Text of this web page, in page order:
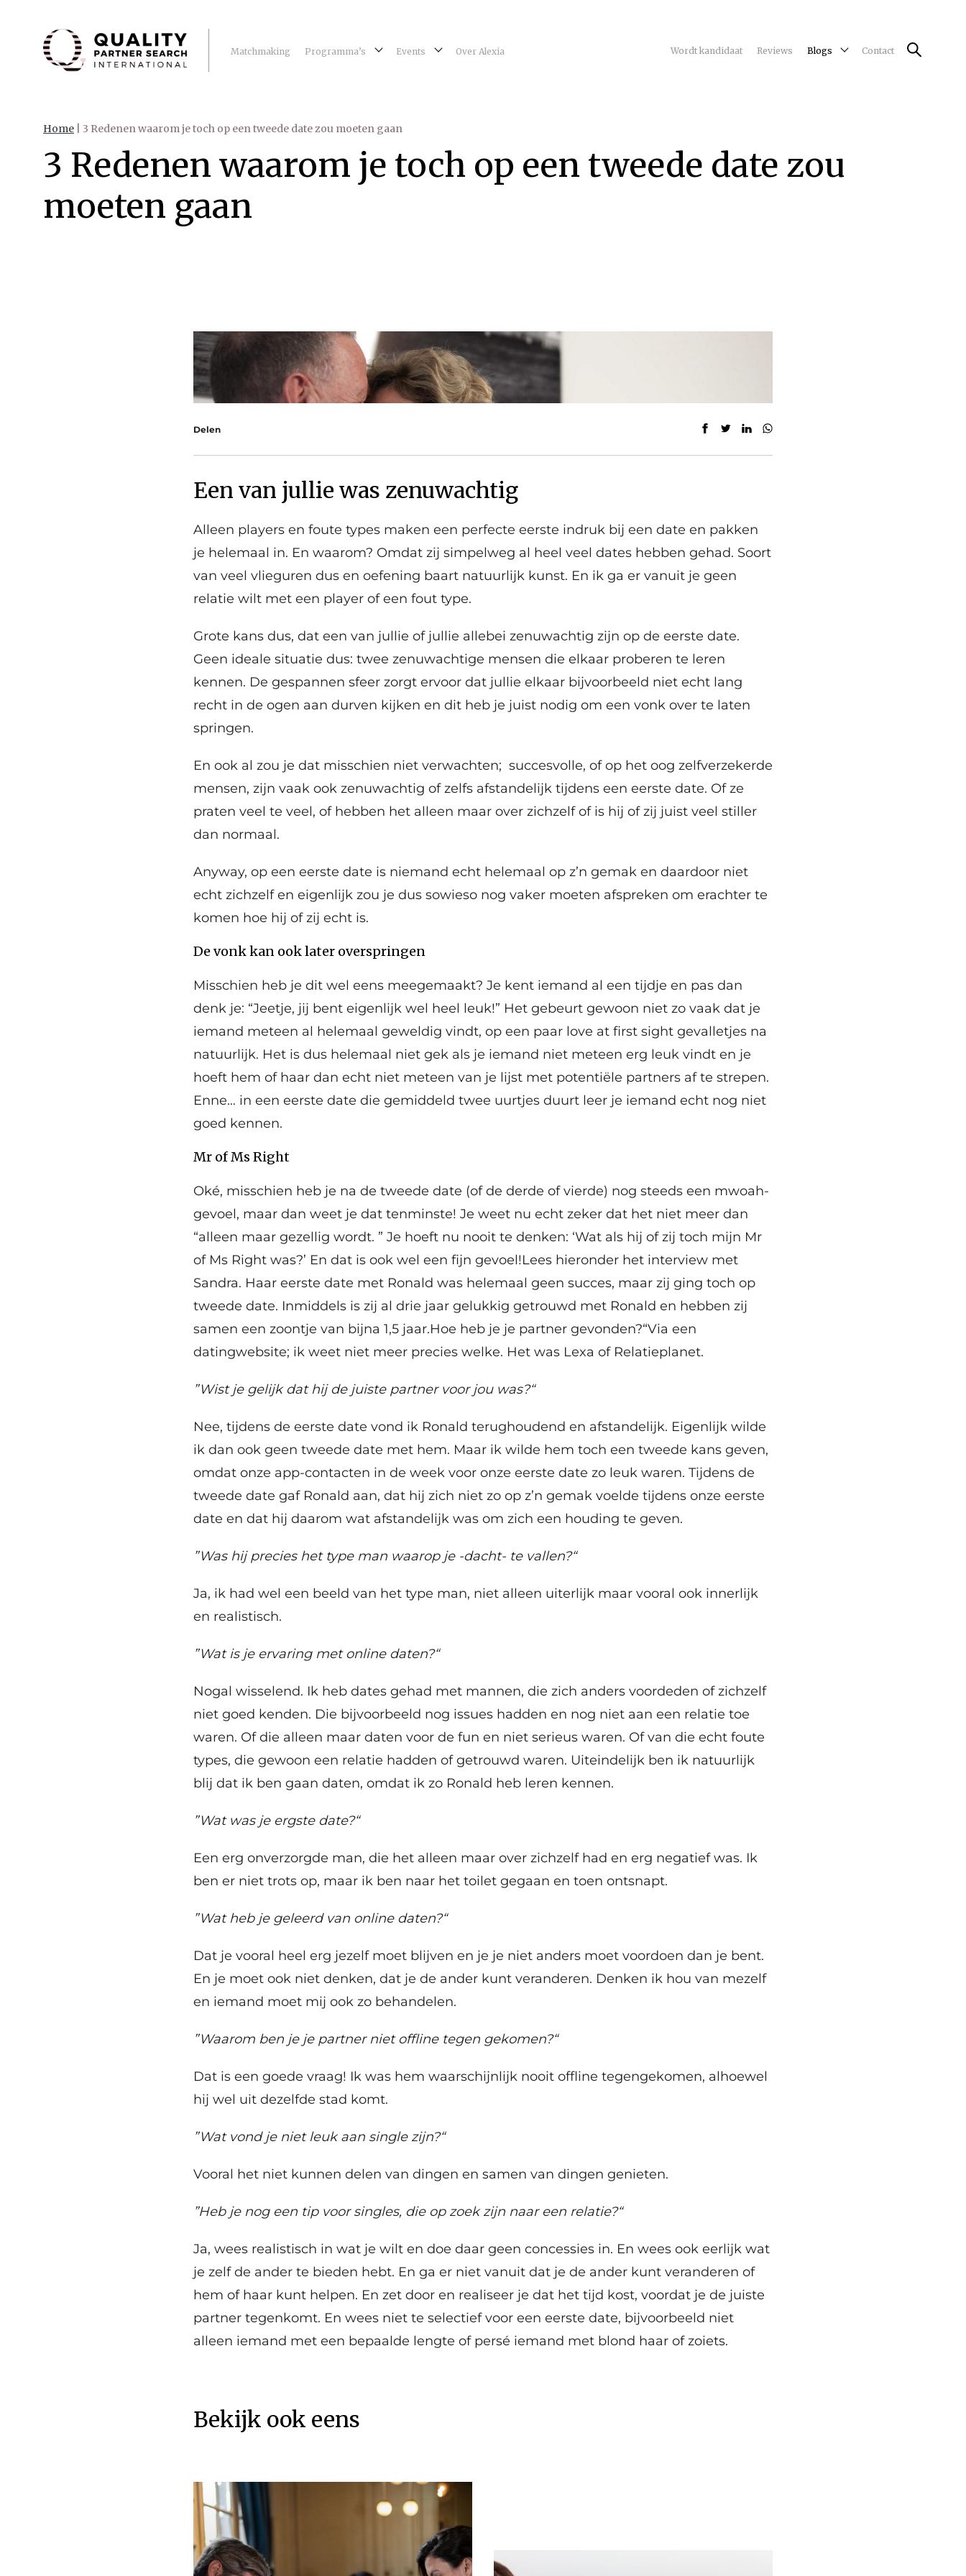
Matchmaking Programma’s Events Over Alexia Wordt kandidaat Reviews Blogs Contact
Home 3 Redenen waarom je toch op een tweede date zou moeten gaan
3 Redenen waarom je toch op een tweede date zou
moeten gaan
Delen
Een van jullie was zenuwachtig
Alleen players en foute types maken een perfecte eerste indruk bij een date en pakken
je helemaal in. En waarom? Omdat zij simpelweg al heel veel dates hebben gehad. Soort
van veel vlieguren dus en oefening baart natuurlijk kunst. En ik ga er vanuit je geen
relatie wilt met een player of een fout type.
Grote kans dus, dat een van jullie of jullie allebei zenuwachtig zijn op de eerste date.
Geen ideale situatie dus: twee zenuwachtige mensen die elkaar proberen te leren
kennen. De gespannen sfeer zorgt ervoor dat jullie elkaar bijvoorbeeld niet echt lang
recht in de ogen aan durven kijken en dit heb je juist nodig om een vonk over te laten
springen.
En ook al zou je dat misschien niet verwachten; succesvolle, of op het oog zelfverzekerde
mensen, zijn vaak ook zenuwachtig of zelfs afstandelijk tijdens een eerste date. Of ze
praten veel te veel, of hebben het alleen maar over zichzelf of is hij of zij juist veel stiller
dan normaal.
Anyway, op een eerste date is niemand echt helemaal op z’n gemak en daardoor niet
echt zichzelf en eigenlijk zou je dus sowieso nog vaker moeten afspreken om erachter te
komen hoe hij of zij echt is.
De vonk kan ook later overspringen
Misschien heb je dit wel eens meegemaakt? Je kent iemand al een tijdje en pas dan
denk je: “Jeetje, jij bent eigenlijk wel heel leuk!” Het gebeurt gewoon niet zo vaak dat je
iemand meteen al helemaal geweldig vindt, op een paar love at first sight gevalletjes na
natuurlijk. Het is dus helemaal niet gek als je iemand niet meteen erg leuk vindt en je
hoeft hem of haar dan echt niet meteen van je lijst met potentiële partners af te strepen.
Enne… in een eerste date die gemiddeld twee uurtjes duurt leer je iemand echt nog niet
goed kennen.
Mr of Ms Right
Oké, misschien heb je na de tweede date (of de derde of vierde) nog steeds een mwoah-
gevoel, maar dan weet je dat tenminste! Je weet nu echt zeker dat het niet meer dan
“alleen maar gezellig wordt. ” Je hoeft nu nooit te denken: ‘Wat als hij of zij toch mijn Mr
of Ms Right was?’ En dat is ook wel een fijn gevoel!Lees hieronder het interview met
Sandra. Haar eerste date met Ronald was helemaal geen succes, maar zij ging toch op
tweede date. Inmiddels is zij al drie jaar gelukkig getrouwd met Ronald en hebben zij
samen een zoontje van bijna 1,5 jaar.Hoe heb je je partner gevonden?“Via een
datingwebsite; ik weet niet meer precies welke. Het was Lexa of Relatieplanet.
”Wist je gelijk dat hij de juiste partner voor jou was?“
Nee, tijdens de eerste date vond ik Ronald terughoudend en afstandelijk. Eigenlijk wilde
ik dan ook geen tweede date met hem. Maar ik wilde hem toch een tweede kans geven,
omdat onze app-contacten in de week voor onze eerste date zo leuk waren. Tijdens de
tweede date gaf Ronald aan, dat hij zich niet zo op z’n gemak voelde tijdens onze eerste
date en dat hij daarom wat afstandelijk was om zich een houding te geven.
”Was hij precies het type man waarop je -dacht- te vallen?“
Ja, ik had wel een beeld van het type man, niet alleen uiterlijk maar vooral ook innerlijk
en realistisch.
”Wat is je ervaring met online daten?“
Nogal wisselend. Ik heb dates gehad met mannen, die zich anders voordeden of zichzelf
niet goed kenden. Die bijvoorbeeld nog issues hadden en nog niet aan een relatie toe
waren. Of die alleen maar daten voor de fun en niet serieus waren. Of van die echt foute
types, die gewoon een relatie hadden of getrouwd waren. Uiteindelijk ben ik natuurlijk
blij dat ik ben gaan daten, omdat ik zo Ronald heb leren kennen.
”Wat was je ergste date?“
Een erg onverzorgde man, die het alleen maar over zichzelf had en erg negatief was. Ik
ben er niet trots op, maar ik ben naar het toilet gegaan en toen ontsnapt.
”Wat heb je geleerd van online daten?“
Dat je vooral heel erg jezelf moet blijven en je je niet anders moet voordoen dan je bent.
En je moet ook niet denken, dat je de ander kunt veranderen. Denken ik hou van mezelf
en iemand moet mij ook zo behandelen.
”Waarom ben je je partner niet offline tegen gekomen?“
Dat is een goede vraag! Ik was hem waarschijnlijk nooit offline tegengekomen, alhoewel
hij wel uit dezelfde stad komt.
”Wat vond je niet leuk aan single zijn?“
Vooral het niet kunnen delen van dingen en samen van dingen genieten.
”Heb je nog een tip voor singles, die op zoek zijn naar een relatie?“
Ja, wees realistisch in wat je wilt en doe daar geen concessies in. En wees ook eerlijk wat
je zelf de ander te bieden hebt. En ga er niet vanuit dat je de ander kunt veranderen of
hem of haar kunt helpen. En zet door en realiseer je dat het tijd kost, voordat je de juiste
partner tegenkomt. En wees niet te selectief voor een eerste date, bijvoorbeeld niet
alleen iemand met een bepaalde lengte of persé iemand met blond haar of zoiets.
Bekijk ook eens